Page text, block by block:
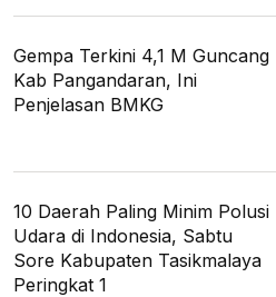
Gempa Terkini 4,1 M Guncang
Kab Pangandaran, Ini
Penjelasan BMKG
10 Daerah Paling Minim Polusi
Udara di Indonesia, Sabtu
Sore Kabupaten Tasikmalaya
Peringkat 1